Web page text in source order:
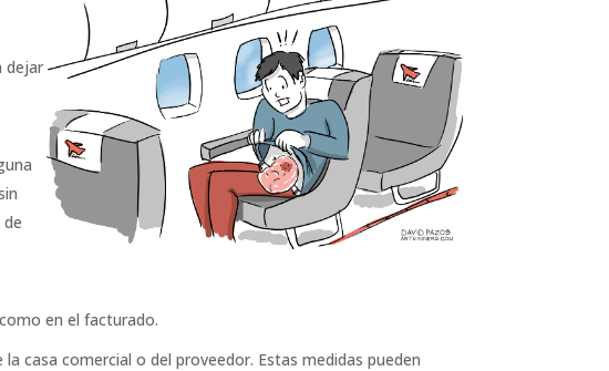
dejar
en el facturado.
casa comercial o del proveedor. Estas medidas pueden